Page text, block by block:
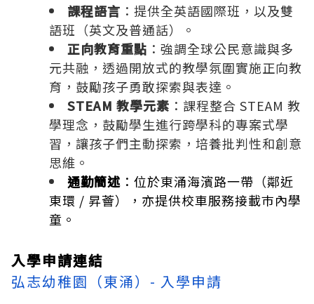
課程語言 ：提供全英語國際班，以及雙
語班（英文及普通話）。
正向教育重點 ：強調全球公民意識與多
元共融，透過開放式的教學氛圍實施正向教
育，鼓勵孩子勇敢探索與表達。
STEAM 教學元素 ：課程整合 STEAM 教
學理念，鼓勵學生進行跨學科的專案式學
習，讓孩子們主動探索，培養批判性和創意
思維。
通勤簡述 ：位於東涌海濱路一帶（鄰近
東環 / 昇薈），亦提供校車服務接載巿內學
童。
入學申請連結
弘志幼稚園（東涌）- 入學申請